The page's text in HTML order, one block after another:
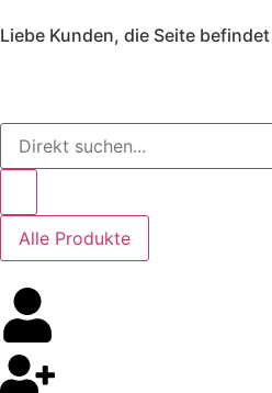
Liebe Kunden, die Seite
Alle Produkte